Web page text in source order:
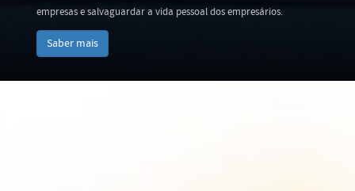
empresas e salvaguardar a vida pessoal dos empresários.
Saber mais